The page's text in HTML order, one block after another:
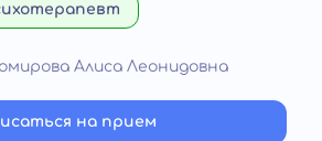
Алиса Леонидовна
на прием